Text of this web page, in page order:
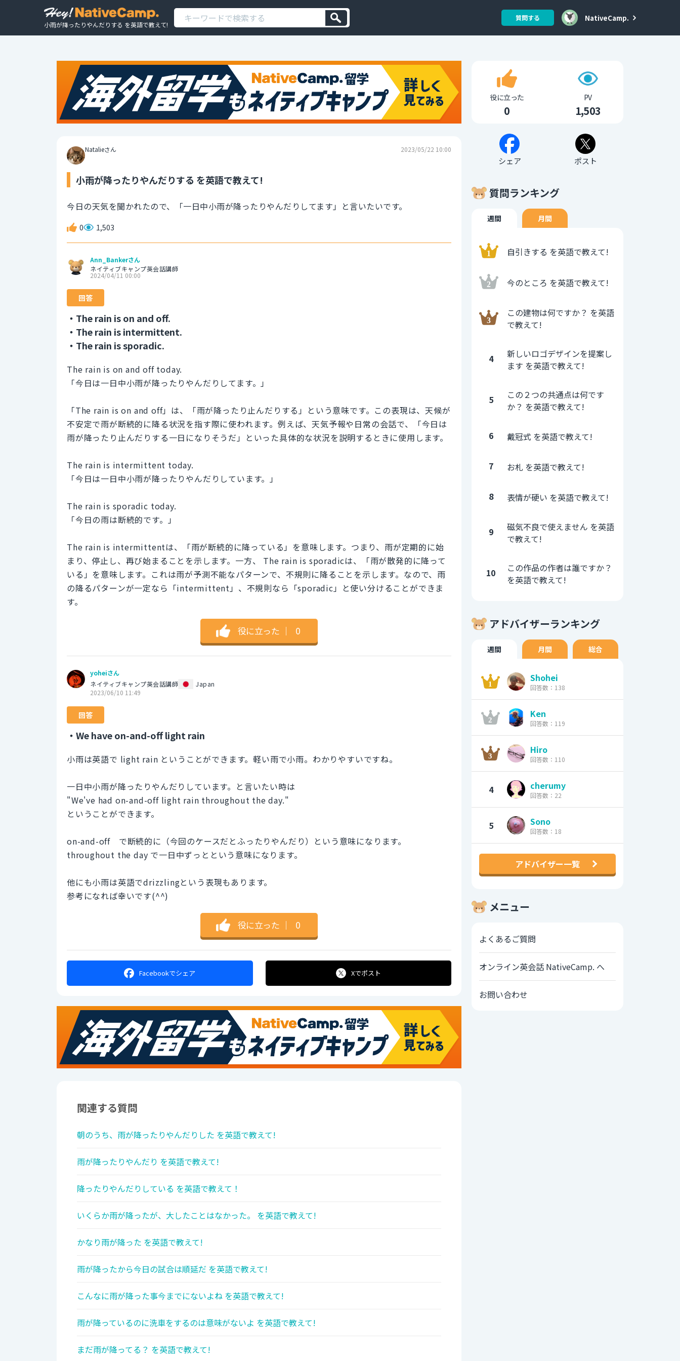
小雨が降ったりやんだりする を英語で教えて!
質問する NativeCamp.
Natalieさん 2023/05/22 10:00
小雨が降ったりやんだりする を英語で教えて!
今日の天気を聞かれたので、「一日中小雨が降ったりやんだりしてます」と言いたいです。
0 1,503
Ann_Bankerさん
ネイティブキャンプ英会話講師
2024/04/11 00:00
回答
・The rain is on and off.
・The rain is intermittent.
・The rain is sporadic.
The rain is on and off today.
「今日は一日中小雨が降ったりやんだりしてます。」
「The rain is on and off」は、「雨が降ったり止んだりする」という意味です。この表現は、天候が
不安定で雨が断続的に降る状況を指す際に使われます。例えば、天気予報や日常の会話で、「今日は
雨が降ったり止んだりする一日になりそうだ」といった具体的な状況を説明するときに使用します。
The rain is intermittent today.
「今日は一日中小雨が降ったりやんだりしています。」
The rain is sporadic today.
「今日の雨は断続的です。」
The rain is intermittentは、「雨が断続的に降っている」を意味します。つまり、雨が定期的に始
まり、停止し、再び始まることを示します。一方、 The rain is sporadicは、「雨が散発的に降って
いる」を意味します。これは雨が予測不能なパターンで、不規則に降ることを示します。なので、雨
の降るパターンが一定なら「intermittent」、不規則なら「sporadic」と使い分けることができま
す。
役に立った ｜ 0
yoheiさん
ネイティブキャンプ英会話講師
Japan
2023/06/10 11:49
回答
・We have on-and-off light rain
小雨は英語で light rain ということができます。軽い雨で小雨。わかりやすいですね。
一日中小雨が降ったりやんだりしています。と言いたい時は
"We've had on-and-off light rain throughout the day."
ということができます。
on-and-off で断続的に（今回のケースだとふったりやんだり）という意味になります。
throughout the day で一日中ずっとという意味になります。
他にも小雨は英語でdrizzlingという表現もあります。
参考になれば幸いです(^^)
役に立った ｜ 0
Facebookでシェア Xでポスト
関連する質問
朝のうち、雨が降ったりやんだりした を英語で教えて!
雨が降ったりやんだり を英語で教えて!
降ったりやんだりしている を英語で教えて！
いくらか雨が降ったが、大したことはなかった。 を英語で教えて!
かなり雨が降った を英語で教えて!
雨が降ったから今日の試合は順延だ を英語で教えて!
こんなに雨が降った事今までにないよね を英語で教えて!
雨が降っているのに洗車をするのは意味がないよ を英語で教えて!
まだ雨が降ってる？ を英語で教えて!
役に立った
0
PV
1,503
シェア ポスト
質問ランキング
週間 月間
自引きする を英語で教えて!
今のところ を英語で教えて!
この建物は何ですか？ を英語
で教えて!
4
新しいロゴデザインを提案し
ます を英語で教えて!
5
この２つの共通点は何です
か？ を英語で教えて!
6 戴冠式 を英語で教えて!
7 お札 を英語で教えて!
8 表情が硬い を英語で教えて!
9
磁気不良で使えません を英語
で教えて!
10
この作品の作者は誰ですか？
を英語で教えて!
アドバイザーランキング
週間 月間 総合
Shohei
回答数：138
Ken
回答数：119
Hiro
回答数：110
4 cherumy
回答数：22
5 Sono
回答数：18
アドバイザー一覧
メニュー
よくあるご質問
オンライン英会話 NativeCamp. へ
お問い合わせ